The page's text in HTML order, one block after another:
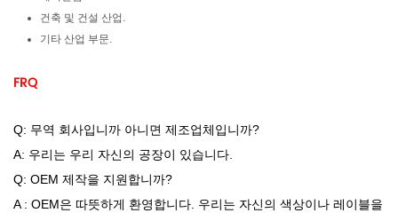
건축 및 건설 산업.
기타 산업 부문.
FRQ
Q: 무역 회사입니까 아니면 제조업체입니까?
A: 우리는 우리 자신의 공장이 있습니다.
Q: OEM 제작을 지원합니까?
A : OEM은 따뜻하게 환영합니다. 우리는 자신의 색상이나 레이블을